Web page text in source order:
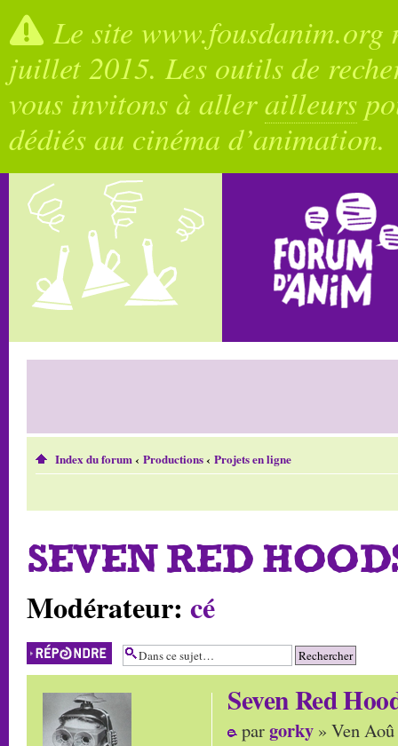
Le site
juillet 2015. Les outils de
vous invitons à allerailleurs
dédiés au cinéma d’animation.
Index du forum‹ Productions‹ Projets en ligne
SEVEN RED
Modérateur: cé
Répondre
Seven Red
pargorky » Ven